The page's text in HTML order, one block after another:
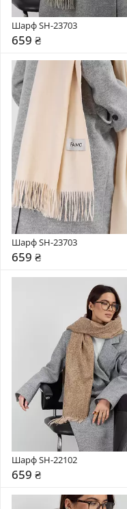
Шарф SH-23703
659 ₴
Шарф SH-23703
659 ₴
Шарф SH-22102
659 ₴